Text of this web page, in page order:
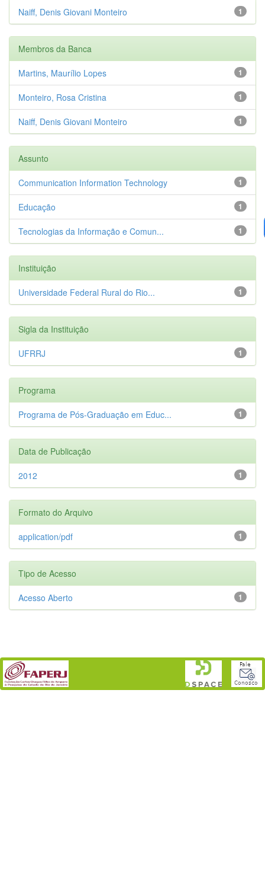
1
Naiff, Denis Giovani Monteiro
Membros da Banca
1
Martins, Maurílio Lopes
1
Monteiro, Rosa Cristina
1
Naiff, Denis Giovani Monteiro
Assunto
1
Communication Information Technology
1
Educação
1
Tecnologias da Informação e Comun...
Instituição
1
Universidade Federal Rural do Rio...
Sigla da Instituição
1
UFRRJ
Programa
1
Programa de Pós-Graduação em Educ...
Data de Publicação
1
2012
Formato do Arquivo
1
application/pdf
Tipo de Acesso
1
Acesso Aberto